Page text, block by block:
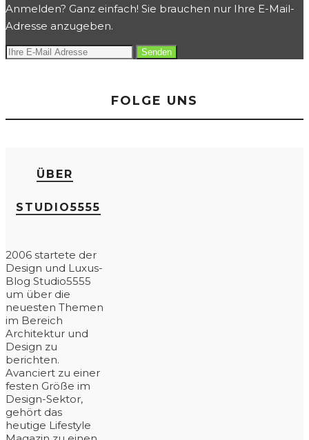
Anmelden? Ganz einfach! Sie brauchen nur Ihre E-Mail-
Adresse anzugeben.
FOLGE UNS
ÜBER
STUDIO5555
2006 startete der
Design und Luxus-
Blog Studio5555
um über die
neuesten Themen
im Bereich
Architektur und
Design zu
berichten.
Avanciert zu einer
festen Größe im
Design-Sektor,
gehört das
heutige Lifestyle